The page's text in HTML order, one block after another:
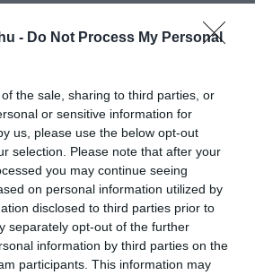
- Do Not Process My Personal
the sale, sharing to third parties, or
or sensitive information for
us, please use the below opt-out
selection. Please note that after your
you may continue seeing
on personal information utilized by
disclosed to third parties prior to
separately opt-out of the further
information by third parties on the
participants. This information may
dolgozik a folytatáson.
egyszerre. A következő albuma
új lemez lesz, viszont ami
nem adott ki spanyol
és ez lesz pusztán a második
a 2000-es Mi Reflejo után, ami a
a latin toplistákat. Úgy tűnik
sikere világszerte több
az utat, hogy